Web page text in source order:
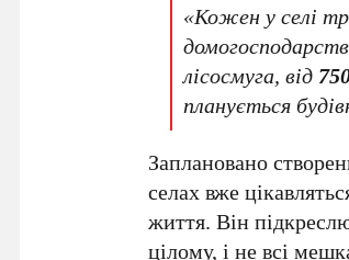
«Кожен у селі
лісосмуга, від
планується
Заплановано
селах вже
життя. Він
цілому, і не всі